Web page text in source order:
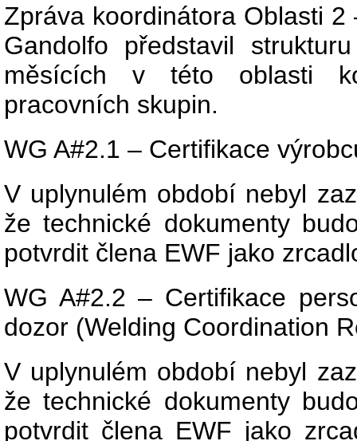
Zpráva koordinátora Oblasti
Gandolfo představil
měsících v této oblasti
pracovních skupin.
WG A#2.1 – Certifikace
V uplynulém období nebyl
že technické dokumenty
potvrdit člena EWF jako
WG A#2.2 – Certifikace
dozor (Welding Coordination
V uplynulém období nebyl
že technické dokumenty
potvrdit člena EWF jako